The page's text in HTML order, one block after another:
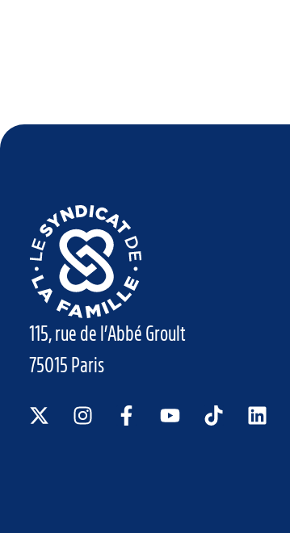
115, rue de l’Abbé Groult
75015 Paris